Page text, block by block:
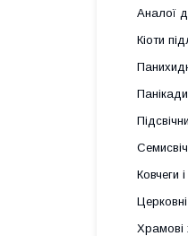
Аналої
Кіоти
Ковчеги
Храмові